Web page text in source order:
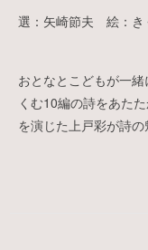
選：矢崎節夫 絵：
おとなとこどもが一
くむ10編の詩をあた
を演じた上戸彩が詩の